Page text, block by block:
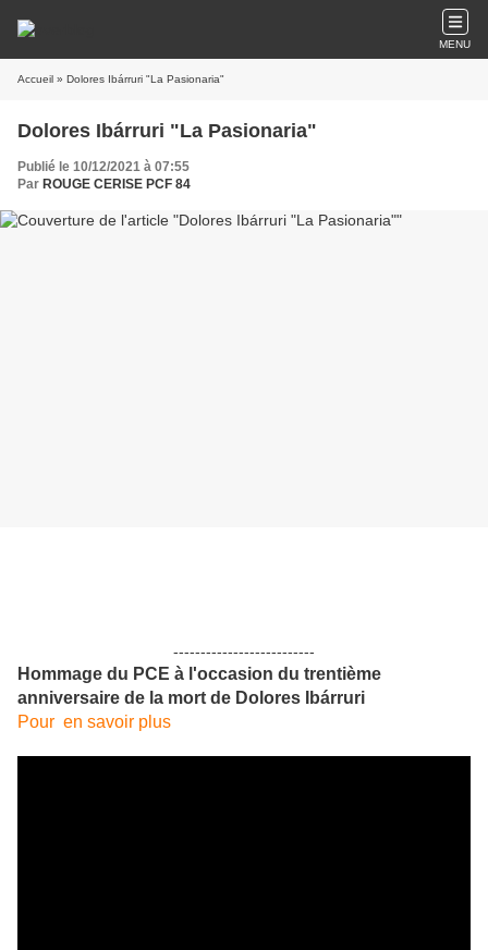
MENU
Accueil » Dolores Ibárruri "La Pasionaria"
Dolores Ibárruri "La Pasionaria"
Publié le 10/12/2021 à 07:55
Par ROUGE CERISE PCF 84
--------------------------
Hommage du PCE à l'occasion du trentième
anniversaire de la mort de Dolores Ibárruri
Pour en savoir plus